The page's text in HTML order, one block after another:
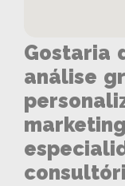
Gostaria
análise